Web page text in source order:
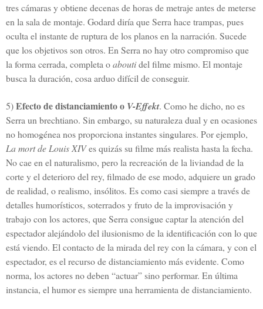
tres cámaras y obtiene decenas de horas de metraje antes de meterse
en la sala de montaje. Godard diría que Serra hace trampas, pues
oculta el instante de ruptura de los planos en la narración. Sucede
que los objetivos son otros. En Serra no hay otro compromiso que
la forma cerrada, completa oaboutidel filme mismo. El montaje
busca la duración, cosa arduo difícil de conseguir.
5)Efecto de distanciamiento o V-Effekt. Como he dicho, no es
Serra un brechtiano. Sin embargo, su naturaleza dual y en ocasiones
no homogénea nos proporciona instantes singulares. Por ejemplo,
La mort de Louis XIVes quizás su filme más realista hasta la fecha.
No cae en el naturalismo, pero la recreación de la liviandad de la
corte y el deterioro del rey, filmado de ese modo, adquiere un grado
de realidad, o realismo, insólitos. Es como casi siempre a través de
detalles humorísticos, soterrados y fruto de la improvisación y
trabajo con los actores, que Serra consigue captar la atención del
espectador alejándolo del ilusionismo de la identificación con lo que
está viendo. El contacto de la mirada del rey con la cámara, y con el
espectador, es el recurso de distanciamiento más evidente. Como
norma, los actores no deben “actuar” sino performar. En última
instancia, el humor es siempre una herramienta de distanciamiento.